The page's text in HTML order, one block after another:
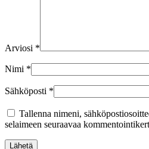
Arviosi *
Nimi *
Sähköposti *
Tallenna nimeni,
selaimeen seuraavaa
Lähetä